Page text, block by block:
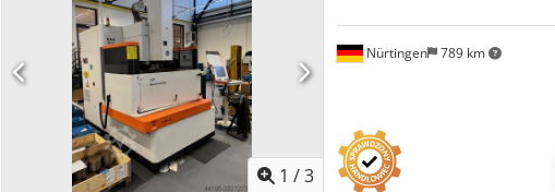
1 /3
Nürtingen 789 km